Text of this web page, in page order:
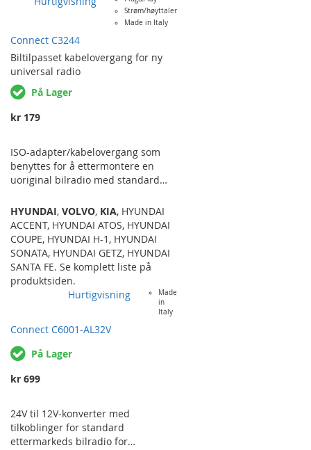
funksjoner. HYUNDAI ACCENT ('95-
'99), ATOS ('95-'00), COUPE ('96-'00),
ELANTRA ('92-'00), H-1 ('96-'04),
SONATA…
Strøm/høyttaler
Made in Italy
Connect C3244
Biltilpasset kabelovergang for ny
universal radio
På Lager
kr 179
ISO-adapter/kabelovergang som
benyttes for å ettermontere en
uoriginal bilradio med standard
standardiserte kontakter. Den
bevarer kun strøm og
høyttalersignal. For utvidede
funksjoner som kan gå originalt
gjennom radioen som f.eks
ryggesensorer, fjernbetjening på
rattet osv trenger man en
rattkontroll-adapter eller annen
funksjoner. HYUNDAI ACCENT ('98-
'05), ATOS ('01-'07), COUPÉ ('01-
'06), ELANTRA ('00-'05), GETZ ('02-
'10), H-1…
HYUNDAI, VOLVO, KIA, HYUNDAI
ACCENT, HYUNDAI ATOS, HYUNDAI
COUPE, HYUNDAI H-1 , HYUNDAI
SONATA, HYUNDAI GETZ, HYUNDAI
SANTA FE. Se komplett liste på
produktsiden.
Hurtigvisning
Made
in
Italy
Connect C6001-AL32V
På Lager
kr 699
24V til 12V-konverter med
tilkoblinger for standard
ettermarkeds bilradio for